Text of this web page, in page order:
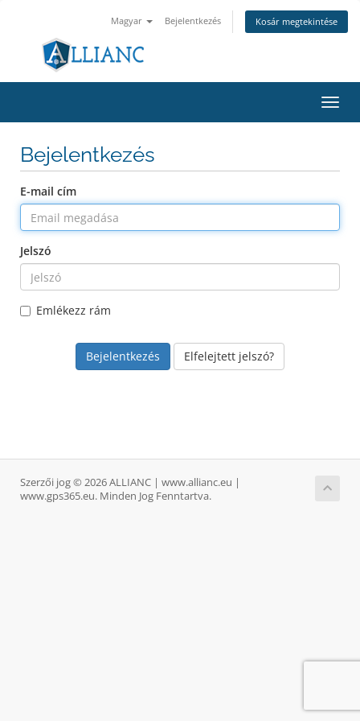
Magyar Bejelentkezés Kosár megtekintése
a
Bejelentkezés
E-mail cím
Jelszó
Emlékezz rám
Elfelejtett jelszó?
Szerzői jog © 2026 ALLIANC | www.allianc.eu |
www.gps365.eu. Minden Jog Fenntartva.